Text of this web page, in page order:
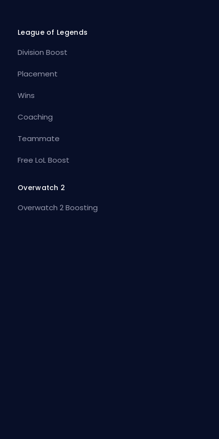
League of Legends
Division Boost
Placement
Wins
Coaching
Teammate
Free LoL Boost
Overwatch 2
Overwatch 2 Boosting